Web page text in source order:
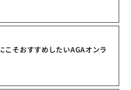
こそおすすめしたいAGAオンラ